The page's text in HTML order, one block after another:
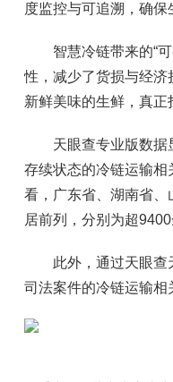
度监控与可追溯，确保
智慧冷链带来的“
性，减少了货损与经济
新鲜美味的生鲜，真正
天眼查专业版数据
存续状态的冷链运输
看，广东省、湖南省、
居前列，分别为超
此外，通过天眼查
司法案件的冷链运输相